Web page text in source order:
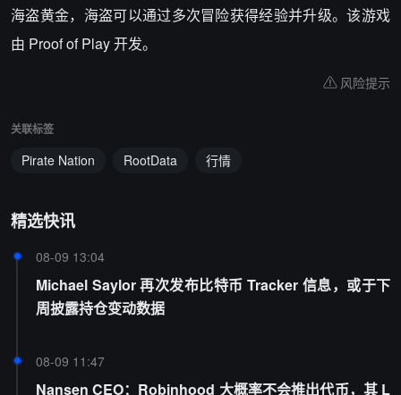
海盗黄金，海盗可以通过多次冒险获得经验并升级。该游戏
由 Proof of Play 开发。
风险提示
关联标签
Pirate Nation RootData 行情
精选快讯
08-09 13:04
Michael Saylor 再次发布比特币 Tracker 信息，或于下
周披露持仓变动数据
08-09 11:47
Nansen CEO：Robinhood 大概率不会推出代币，其 L